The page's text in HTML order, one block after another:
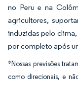
no Peru e na
agricultores,
induzidas pelo
por completo após
*Nossas previsões
como direcionais, e